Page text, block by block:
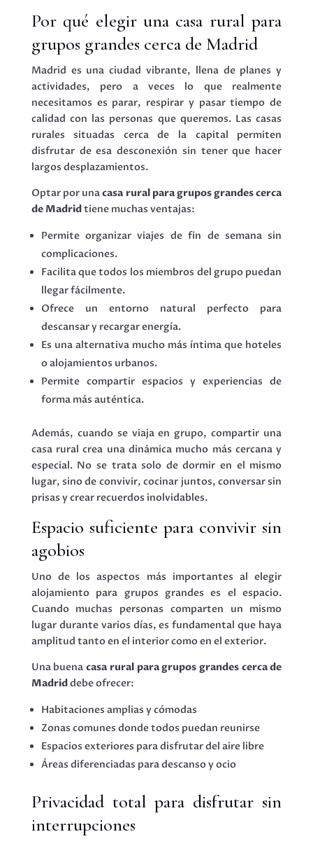
Por qué elegir una casa rural para
grupos grandes cerca de Madrid
Madrid es una ciudad vibrante, llena de planes y
actividades, pero a veces lo que realmente
necesitamos es parar, respirar y pasar tiempo de
calidad con las personas que queremos. Las casas
rurales situadas cerca de la capital permiten
disfrutar de esa desconexión sin tener que hacer
largos desplazamientos.
Optar por unacasa rural para grupos grandes cerca
de Madridtiene muchas ventajas:
Permite organizar viajes de fin de semana sin
complicaciones.
Facilita que todos los miembros del grupo puedan
llegar fácilmente.
Ofrece un entorno natural perfecto para
descansar y recargar energía.
Es una alternativa mucho más íntima que hoteles
o alojamientos urbanos.
Permite compartir espacios y experiencias de
forma más auténtica.
Además, cuando se viaja en grupo, compartir una
casa rural crea una dinámica mucho más cercana y
especial. No se trata solo de dormir en el mismo
lugar, sino de convivir, cocinar juntos, conversar sin
prisas y crear recuerdos inolvidables.
Espacio suficiente para convivir sin
agobios
Uno de los aspectos más importantes al elegir
alojamiento para grupos grandes es el espacio.
Cuando muchas personas comparten un mismo
lugar durante varios días, es fundamental que haya
amplitud tanto en el interior como en el exterior.
Una buenacasa rural para grupos grandes cerca de
Madriddebe ofrecer:
Habitaciones amplias y cómodas
Zonas comunes donde todos puedan reunirse
Espacios exteriores para disfrutar del aire libre
Áreas diferenciadas para descanso y ocio
Privacidad total para disfrutar sin
interrupciones